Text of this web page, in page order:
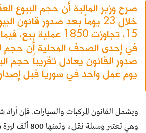
صرح وزير المالية أن حجم البيوع
خلال 23 يوماً بعد صدور قانون
15، تجاوزت 1850
في إحدى الصحف المحلية أن حجم
صدور القانون يعادل تقريباً حجم
يوم عمل واحد في سوريا قبل إصدار
ويشمل القانون المركبات والسيارات. فإن
وهي تعتبر وسيلة